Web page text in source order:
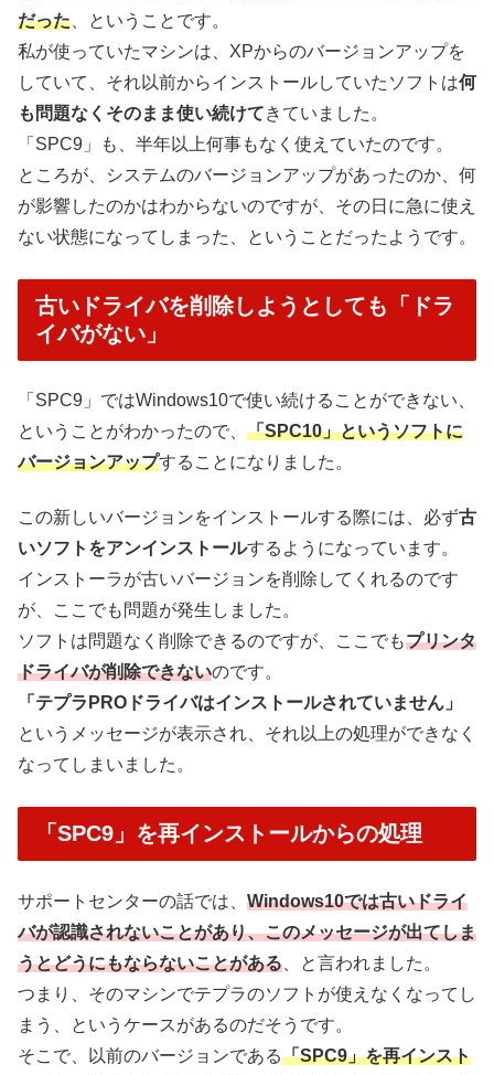
だった 、ということです。
私が使っていたマシンは、XPからのバージョンアップを
していて、それ以前からインストールしていたソフトは何
も問題なくそのまま使い続けてきていました。
「SPC9」も、半年以上何事もなく使えていたのです。
ところが、システムのバージョンアップがあったのか、何
が影響したのかはわからないのですが、その日に急に使え
ない状態になってしまった、ということだったようです。
古いドライバを削除しようとしても「ドラ
イバがない」
「SPC9」ではWindows10で使い続けることができない、
ということがわかったので、 「SPC10」というソフトに
バージョンアップすることになりました。
この新しいバージョンをインストールする際には、必ず古
いソフトをアンインストールするようになっています。
インストーラが古いバージョンを削除してくれるのです
が、ここでも問題が発生しました。
ソフトは問題なく削除できるのですが、ここでもプリンタ
ドライバが削除できないのです。
「テプラPROドライバはインストールされていません」
というメッセージが表示され、それ以上の処理ができなく
なってしまいました。
「SPC9」を再インストールからの処理
サポートセンターの話では、 Windows10では古いドライ
バが認識されないことがあり、このメッセージが出てしま
うとどうにもならないことがある 、と言われました。
つまり、そのマシンでテプラのソフトが使えなくなってし
まう、というケースがあるのだそうです。
そこで、以前のバージョンである「SPC9」を再インスト